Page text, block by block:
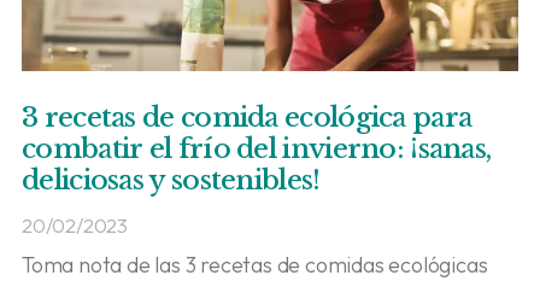
3 recetas de comida ecológica para
combatir el frío del invierno: ¡sanas,
deliciosas y sostenibles!
20/02/2023
Toma nota de las 3 recetas de comidas ecológicas